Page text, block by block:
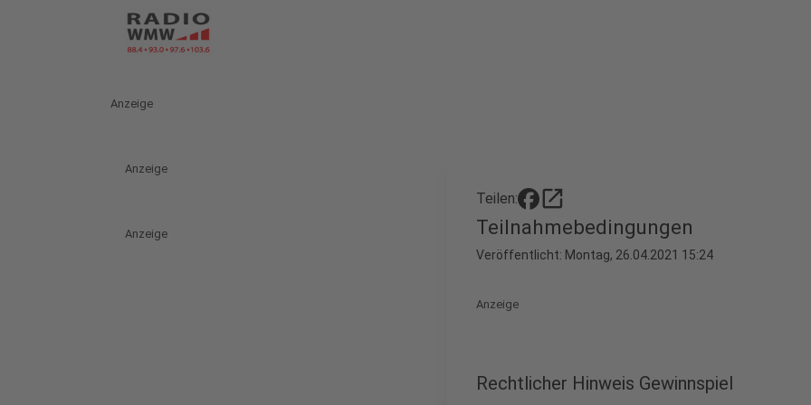
Anzeige
Anzeige
Anzeige
Teilen: open_in_new
Teilnahmebedingungen
Veröffentlicht: Montag, 26.04.2021 15:24
Anzeige
Rechtlicher Hinweis Gewinnspiel